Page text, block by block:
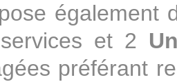
également
et 2
préférant